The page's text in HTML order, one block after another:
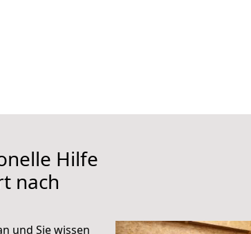
Hilfe
nach
und Sie wissen